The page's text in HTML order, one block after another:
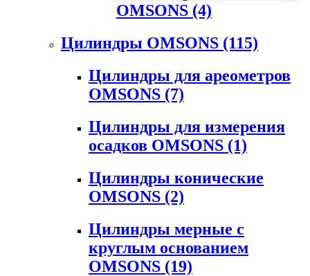
OMSONS (4)
Цилиндры OMSONS (115)
Цилиндры для ареометров
OMSONS (7)
Цилиндры для измерения
осадков OMSONS (1)
Цилиндры конические
OMSONS (2)
Цилиндры мерные с
круглым основанием
OMSONS (19)